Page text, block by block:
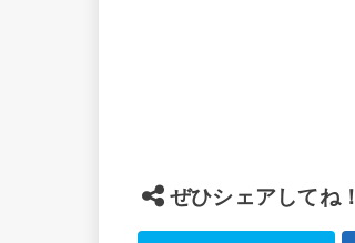
ぜひシェアしてね！